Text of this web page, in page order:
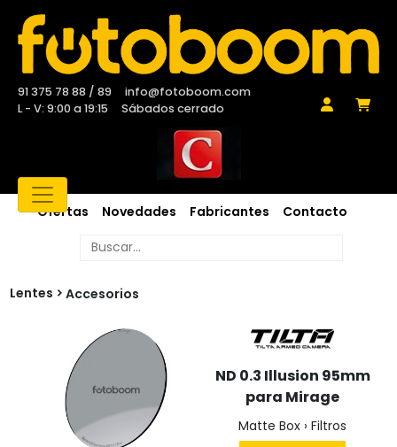
91 375 78 88 / 89
info@fotoboom.com
L - V: 9:00 a 19:15
Sábados cerrado
Ofertas Novedades Fabricantes Contacto
Lentes Accesorios
ND 0.3 Illusion 95mm
para Mirage
Matte Box › Filtros